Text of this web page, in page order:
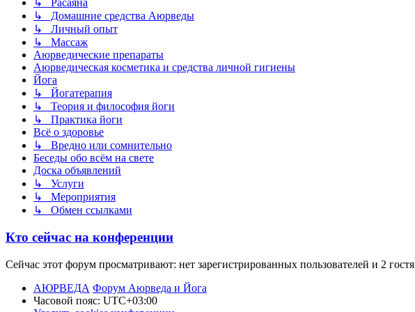
↳ Расаяна
↳ Домашние средства Аюрведы
↳ Личный опыт
↳ Массаж
Аюрведические препараты
Аюрведическая косметика и средства личной гигиены
Йога
↳ Йогатерапия
↳ Теория и философия йоги
↳ Практика йоги
Всё о здоровье
↳ Вредно или сомнительно
Беседы обо всём на свете
Доска объявлений
↳ Услуги
↳ Мероприятия
↳ Обмен ссылками
Кто сейчас на конференции
Сейчас этот форум просматривают: нет зарегистрированных пользователей и 2 гостя
АЮРВЕДА Форум Аюрведа и Йога
Часовой пояс: UTC+03:00